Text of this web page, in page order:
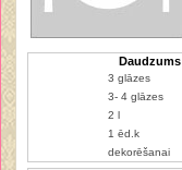
Daudzums